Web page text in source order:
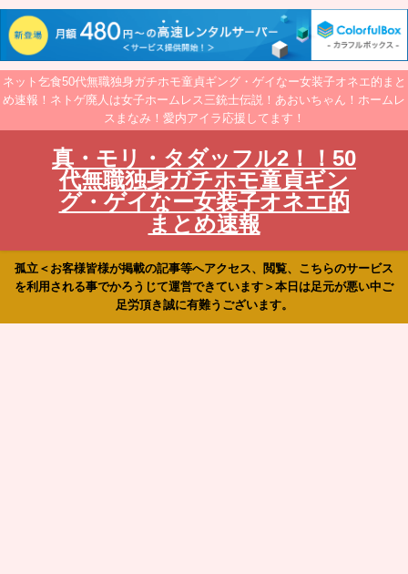
ネット乞食50代無職独身ガチホモ童貞ギング・ゲイなー女装子オネエ的まと
め速報！ネトゲ廃人は女子ホームレス三銃士伝説！あおいちゃん！ホームレ
スまなみ！愛内アイラ応援してます！
真・モリ・タダッフル2！！50
代無職独身ガチホモ童貞ギン
グ・ゲイなー女装子オネエ的
まとめ速報
孤立＜お客様皆様が掲載の記事等へアクセス、閲覧、こちらのサービス
を利用される事でかろうじて運営できています＞本日は足元が悪い中ご
足労頂き誠に有難うございます。